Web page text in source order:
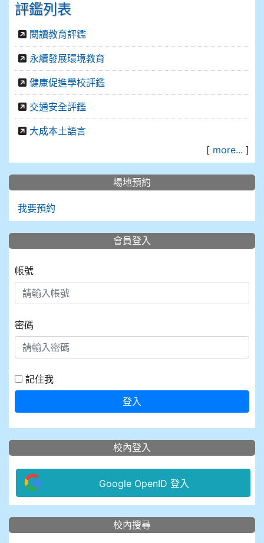
評鑑列表
閱讀教育評鑑
永續發展環境教育
健康促進學校評鑑
交通安全評鑑
大成本土語言
[ more... ]
場地預約
我要預約
會員登入
帳號
密碼
記住我
登入
校內登入
Google OpenID 登入
::: 校內搜尋